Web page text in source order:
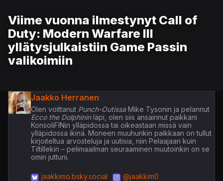
Viime vuonna ilmestynyt Call of
Duty: Modern Warfare III
yllätysjulkaistiin Game Passin
valikoimiin
Jaakko Herranen
Olen voittanutPunch-OutissaMike Tysonin ja pelannut
Ecco the Dolphininläpi, olen siis ansainnut paikkani
KonsoliFINin ylläpidossa tai oikeastaan missä vain
ylläpidossa ikinä. Moneen muuhunkin paikkaan on tullut
kirjoiteltua arvosteluja ja uutisia, niin Pelaajaan kuin
Tiltillekin – pelimaailman seuraaminen muutoinkin on se
omin juttuni.
jaakkimo.bsky.social
@jaakkim0